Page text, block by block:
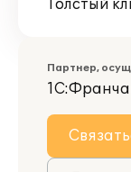
Толстый
Партнер,